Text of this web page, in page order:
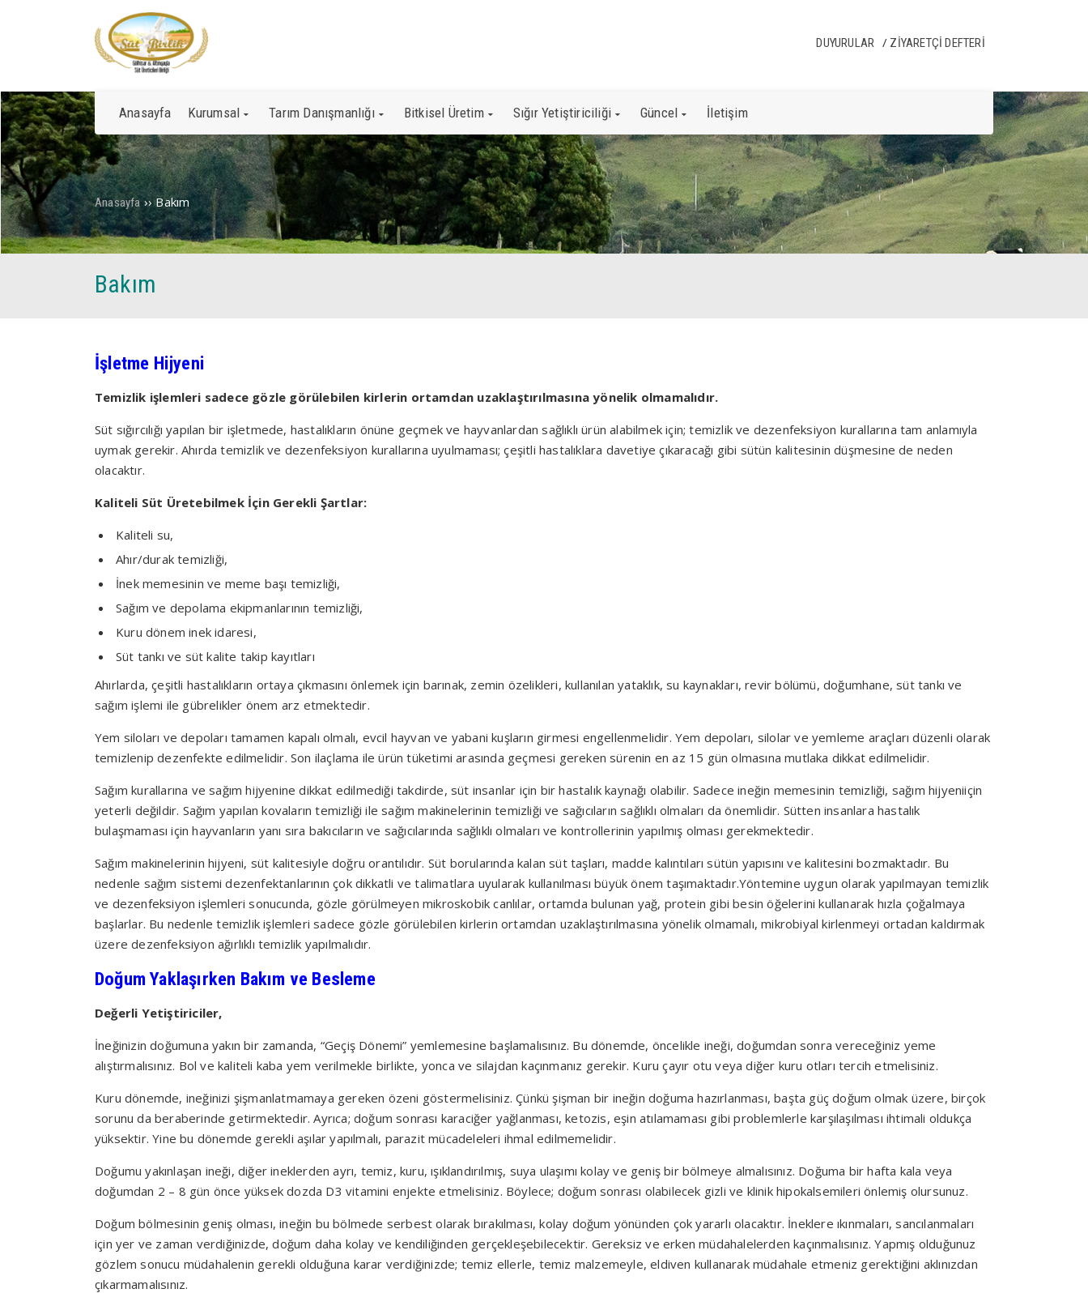
DUYURULAR ZIYARETÇI DEFTERI
Anasayfa Kurumsal Tarım Danışmanlığı Bitkisel Üretim Sığır Yetiştiriciliği Güncel İletişim
Anasayfa ››Bakım
Bakım
İşletme Hijyeni
Temizlik işlemleri sadece gözle görülebilen kirlerin ortamdan uzaklaştırılmasına yönelik olmamalıdır.
Süt sığırcılığı yapılan bir işletmede, hastalıkların önüne geçmek ve hayvanlardan sağlıklı ürün alabilmek için; temizlik ve dezenfeksiyon kurallarına tam anlamıyla
uymak gerekir. Ahırda temizlik ve dezenfeksiyon kurallarına uyulmaması; çeşitli hastalıklara davetiye çıkaracağı gibi sütün kalitesinin düşmesine de neden
olacaktır.
Kaliteli Süt Üretebilmek İçin Gerekli Şartlar:
Kaliteli su,
Ahır/durak temizliği,
İnek memesinin ve meme başı temizliği,
Sağım ve depolama ekipmanlarının temizliği,
Kuru dönem inek idaresi,
Süt tankı ve süt kalite takip kayıtları
Ahırlarda, çeşitli hastalıkların ortaya çıkmasını önlemek için barınak, zemin özelikleri, kullanılan yataklık, su kaynakları, revir bölümü, doğumhane, süt tankı ve
sağım işlemi ile gübrelikler önem arz etmektedir.
Yem siloları ve depoları tamamen kapalı olmalı, evcil hayvan ve yabani kuşların girmesi engellenmelidir. Yem depoları, silolar ve yemleme araçları düzenli olarak
temizlenip dezenfekte edilmelidir. Son ilaçlama ile ürün tüketimi arasında geçmesi gereken sürenin en az 15 gün olmasına mutlaka dikkat edilmelidir.
Sağım kurallarına ve sağım hijyenine dikkat edilmediği takdirde, süt insanlar için bir hastalık kaynağı olabilir. Sadece ineğin memesinin temizliği, sağım hijyeniiçin
yeterli değildir. Sağım yapılan kovaların temizliği ile sağım makinelerinin temizliği ve sağıcıların sağlıklı olmaları da önemlidir. Sütten insanlara hastalık
bulaşmaması için hayvanların yanı sıra bakıcıların ve sağıcılarında sağlıklı olmaları ve kontrollerinin yapılmış olması gerekmektedir.
Sağım makinelerinin hijyeni, süt kalitesiyle doğru orantılıdır. Süt borularında kalan süt taşları, madde kalıntıları sütün yapısını ve kalitesini bozmaktadır. Bu
nedenle sağım sistemi dezenfektanlarının çok dikkatli ve talimatlara uyularak kullanılması büyük önem taşımaktadır.Yöntemine uygun olarak yapılmayan temizlik
ve dezenfeksiyon işlemleri sonucunda, gözle görülmeyen mikroskobik canlılar, ortamda bulunan yağ, protein gibi besin öğelerini kullanarak hızla çoğalmaya
başlarlar. Bu nedenle temizlik işlemleri sadece gözle görülebilen kirlerin ortamdan uzaklaştırılmasına yönelik olmamalı, mikrobiyal kirlenmeyi ortadan kaldırmak
üzere dezenfeksiyon ağırlıklı temizlik yapılmalıdır.
Doğum Yaklaşırken Bakım ve Besleme
Değerli Yetiştiriciler,
İneğinizin doğumuna yakın bir zamanda, “Geçiş Dönemi” yemlemesine başlamalısınız. Bu dönemde, öncelikle ineği, doğumdan sonra vereceğiniz yeme
alıştırmalısınız. Bol ve kaliteli kaba yem verilmekle birlikte, yonca ve silajdan kaçınmanız gerekir. Kuru çayır otu veya diğer kuru otları tercih etmelisiniz.
Kuru dönemde, ineğinizi şişmanlatmamaya gereken özeni göstermelisiniz. Çünkü şişman bir ineğin doğuma hazırlanması, başta güç doğum olmak üzere, birçok
sorunu da beraberinde getirmektedir. Ayrıca; doğum sonrası karaciğer yağlanması, ketozis, eşin atılamaması gibi problemlerle karşılaşılması ihtimali oldukça
yüksektir. Yine bu dönemde gerekli aşılar yapılmalı, parazit mücadeleleri ihmal edilmemelidir.
Doğumu yakınlaşan ineği, diğer ineklerden ayrı, temiz, kuru, ışıklandırılmış, suya ulaşımı kolay ve geniş bir bölmeye almalısınız. Doğuma bir hafta kala veya
doğumdan 2 – 8 gün önce yüksek dozda D3 vitamini enjekte etmelisiniz. Böylece; doğum sonrası olabilecek gizli ve klinik hipokalsemileri önlemiş olursunuz.
Doğum bölmesinin geniş olması, ineğin bu bölmede serbest olarak bırakılması, kolay doğum yönünden çok yararlı olacaktır. İneklere ıkınmaları, sancılanmaları
için yer ve zaman verdiğinizde, doğum daha kolay ve kendiliğinden gerçekleşebilecektir. Gereksiz ve erken müdahalelerden kaçınmalısınız. Yapmış olduğunuz
gözlem sonucu müdahalenin gerekli olduğuna karar verdiğinizde; temiz ellerle, temiz malzemeyle, eldiven kullanarak müdahale etmeniz gerektiğini aklınızdan
çıkarmamalısınız.